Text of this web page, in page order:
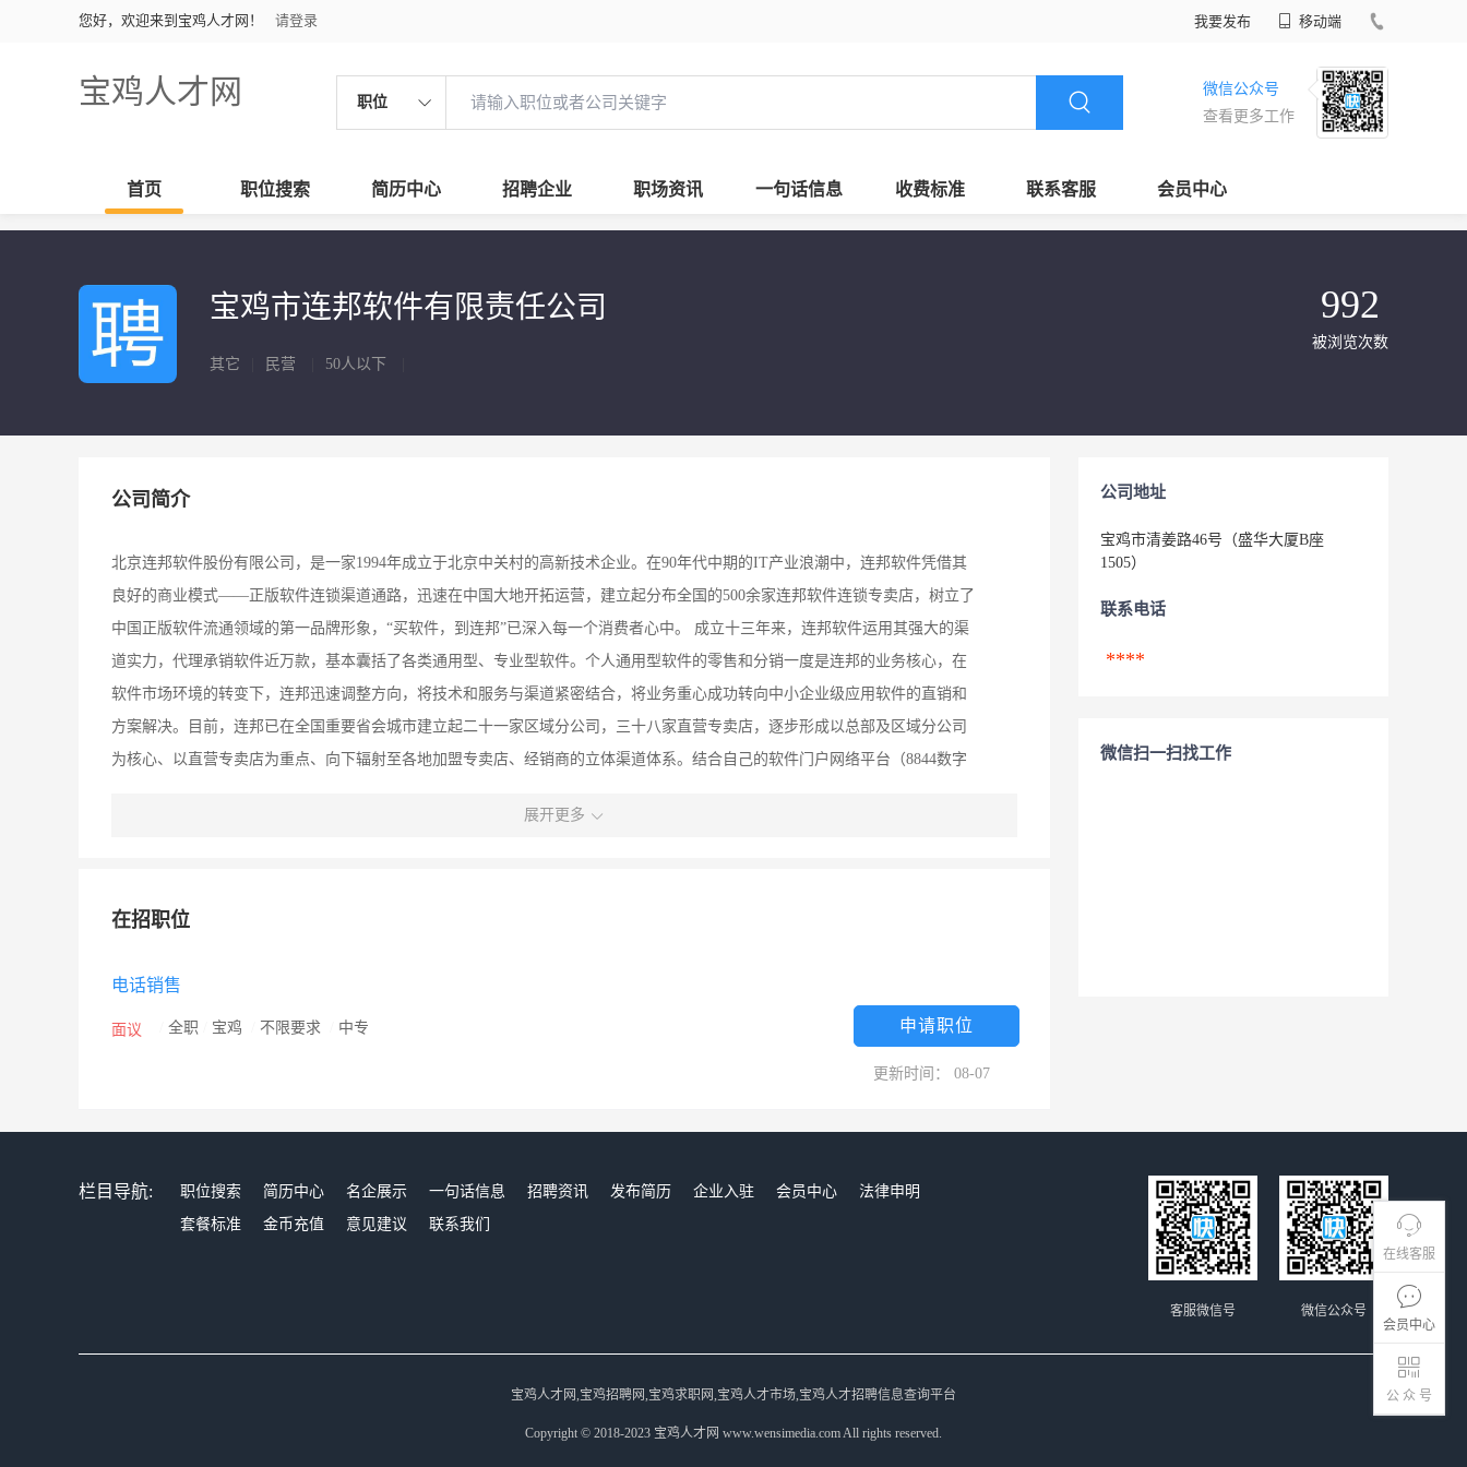
您好，欢迎来到宝鸡人才网！ 请登录 我要发布 移动端
宝鸡人才网 职位
微信公众号
查看更多工作
首页 职位搜索 简历中心 招聘企业 职场资讯 一句话信息 收费标准 联系客服 会员中心
在线客服
会员中心
公 众 号
宝鸡市连邦软件有限责任公司
其它 民营 50人以下
992
被浏览次数
公司简介
北京连邦软件股份有限公司，是一家1994年成立于北京中关村的高新技术企业。在90年代中期的IT产业浪潮中，连邦软件凭借其
良好的商业模式——正版软件连锁渠道通路，迅速在中国大地开拓运营，建立起分布全国的500余家连邦软件连锁专卖店，树立了
中国正版软件流通领域的第一品牌形象，“买软件，到连邦”已深入每一个消费者心中。 成立十三年来，连邦软件运用其强大的渠
道实力，代理承销软件近万款，基本囊括了各类通用型、专业型软件。个人通用型软件的零售和分销一度是连邦的业务核心，在
软件市场环境的转变下，连邦迅速调整方向，将技术和服务与渠道紧密结合，将业务重心成功转向中小企业级应用软件的直销和
方案解决。目前，连邦已在全国重要省会城市建立起二十一家区域分公司，三十八家直营专卖店，逐步形成以总部及区域分公司
为核心、以直营专卖店为重点、向下辐射至各地加盟专卖店、经销商的立体渠道体系。结合自己的软件门户网络平台（8844数字
动软件正版化和民族软件产业的发展，积极组织、参与各种社会公益活动，倡导软件知识产权保护，是中国软件保护联盟
织”的加盟成员，在陕西省宝鸡市使用“ 连邦软件专卖店”的商号及连邦之商标，开展计算机软件、硬件及信息产品的销售与服务活
务中心。
展开更多
在招职位
电话销售
面议 全职 宝鸡 不限要求 中专 申请职位
更新时间： 08-07
公司地址
宝鸡市清姜路46号（盛华大厦B座
1505）
联系电话
****
微信扫一扫找工作
栏目导航: 职位搜索 简历中心 名企展示 一句话信息 招聘资讯 发布简历 企业入驻 会员中心
法律申明
套餐标准
金币充值 意见建议 联系我们
微信公众号
客服微信号
宝鸡人才网,宝鸡招聘网,宝鸡求职网,宝鸡人才市场,宝鸡人才招聘信息查询平台
Copyright © 2018-2023 宝鸡人才网 www.wensimedia.com All rights reserved.